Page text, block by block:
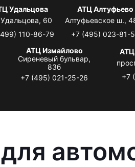
Удальцова
60
110-86-79
АТЦ Алтуфьево
Алтуфьевское ш.,
+7 (495) 023-81-
АТЦ Измайлово
Сиреневый бульвар,
83б
+7 (495) 021-25-26
+7